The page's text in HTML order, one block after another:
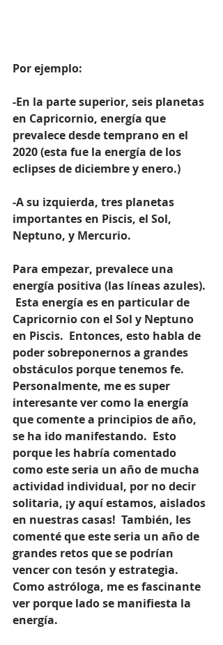
Por ejemplo:
-En la parte superior, seis planetas
en Capricornio, energía que
prevalece desde temprano en el
2020 (esta fue la energía de los
eclipses de diciembre y enero.)
-A su izquierda, tres planetas
importantes en Piscis, el Sol,
Neptuno, y Mercurio.
Para empezar, prevalece una
energía positiva (las líneas azules).
Esta energía es en particular de
Capricornio con el Sol y Neptuno
en Piscis.  Entonces, esto habla de
poder sobreponernos a grandes
obstáculos porque tenemos fe.
Personalmente, me es super
interesante ver como la energía
que comente a principios de año,
se ha ido manifestando.  Esto
porque les habría comentado
como este seria un año de mucha
actividad individual, por no decir
solitaria, ¡y aquí estamos, aislados
en nuestras casas!  También, les
comenté que este seria un año de
grandes retos que se podrían
vencer con tesón y estrategia.
Como astróloga, me es fascinante
ver porque lado se manifiesta la
energía.